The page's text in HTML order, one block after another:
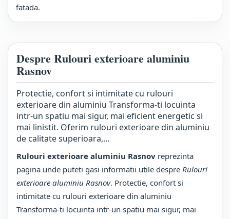
fatada.
Despre Rulouri exterioare aluminiu
Rasnov
Protectie, confort si intimitate cu rulouri
exterioare din aluminiu Transforma-ti locuinta
intr-un spatiu mai sigur, mai eficient energetic si
mai linistit. Oferim rulouri exterioare din aluminiu
de calitate superioara,...
Rulouri exterioare aluminiu Rasnov reprezinta
pagina unde puteti gasi informatii utile despre Rulouri
exterioare aluminiu Rasnov. Protectie, confort si
intimitate cu rulouri exterioare din aluminiu
Transforma-ti locuinta intr-un spatiu mai sigur, mai